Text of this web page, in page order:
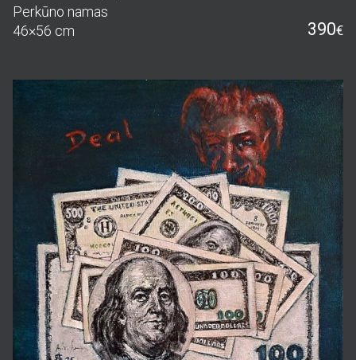
Artūras Slapšys
Deal
30×30 cm
220 €